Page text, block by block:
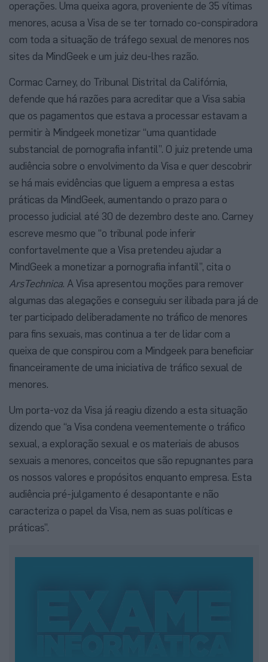
operações. Uma queixa agora, proveniente de 35 vítimas
menores, acusa a Visa de se ter tornado co-conspiradora
com toda a situação de tráfego sexual de menores nos
sites da MindGeek e um juiz deu-lhes razão.
Cormac Carney, do Tribunal Distrital da Califórnia,
defende que há razões para acreditar que a Visa sabia
que os pagamentos que estava a processar estavam a
permitir à Mindgeek monetizar “uma quantidade
substancial de pornografia infantil”. O juiz pretende uma
audiência sobre o envolvimento da Visa e quer descobrir
se há mais evidências que liguem a empresa a estas
práticas da MindGeek, aumentando o prazo para o
processo judicial até 30 de dezembro deste ano. Carney
escreve mesmo que “o tribunal pode inferir
confortavelmente que a Visa pretendeu ajudar a
MindGeek a monetizar a pornografia infantil”, cita o
ArsTechnica. A Visa apresentou moções para remover
algumas das alegações e conseguiu ser ilibada para já de
ter participado deliberadamente no tráfico de menores
para fins sexuais, mas continua a ter de lidar com a
queixa de que conspirou com a Mindgeek para beneficiar
financeiramente de uma iniciativa de tráfico sexual de
menores.
Um porta-voz da Visa já reagiu dizendo a esta situação
dizendo que “a Visa condena veementemente o tráfico
sexual, a exploração sexual e os materiais de abusos
sexuais a menores, conceitos que são repugnantes para
os nossos valores e propósitos enquanto empresa. Esta
audiência pré-julgamento é desapontante e não
caracteriza o papel da Visa, nem as suas políticas e
práticas”.